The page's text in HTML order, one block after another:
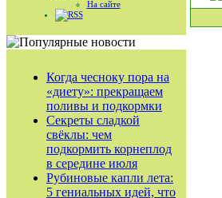
На сайте
RSS
Когда чесноку пора на
«диету»: прекращаем
поливы и подкормки
Секреты сладкой
свёклы: чем
подкормить корнеплод
в середине июля
Рубиновые капли лета:
5 гениальных идей, что